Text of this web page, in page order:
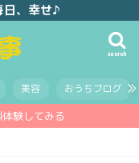
日、幸せ♪
search
美容 おうちブログ
験してみる